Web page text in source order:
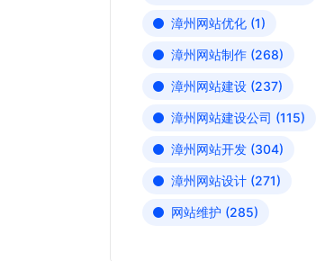
漳州网站优化 (1)
漳州网站制作 (268)
漳州网站建设 (237)
漳州网站建设公司 (115)
漳州网站开发 (304)
漳州网站设计 (271)
网站维护 (285)